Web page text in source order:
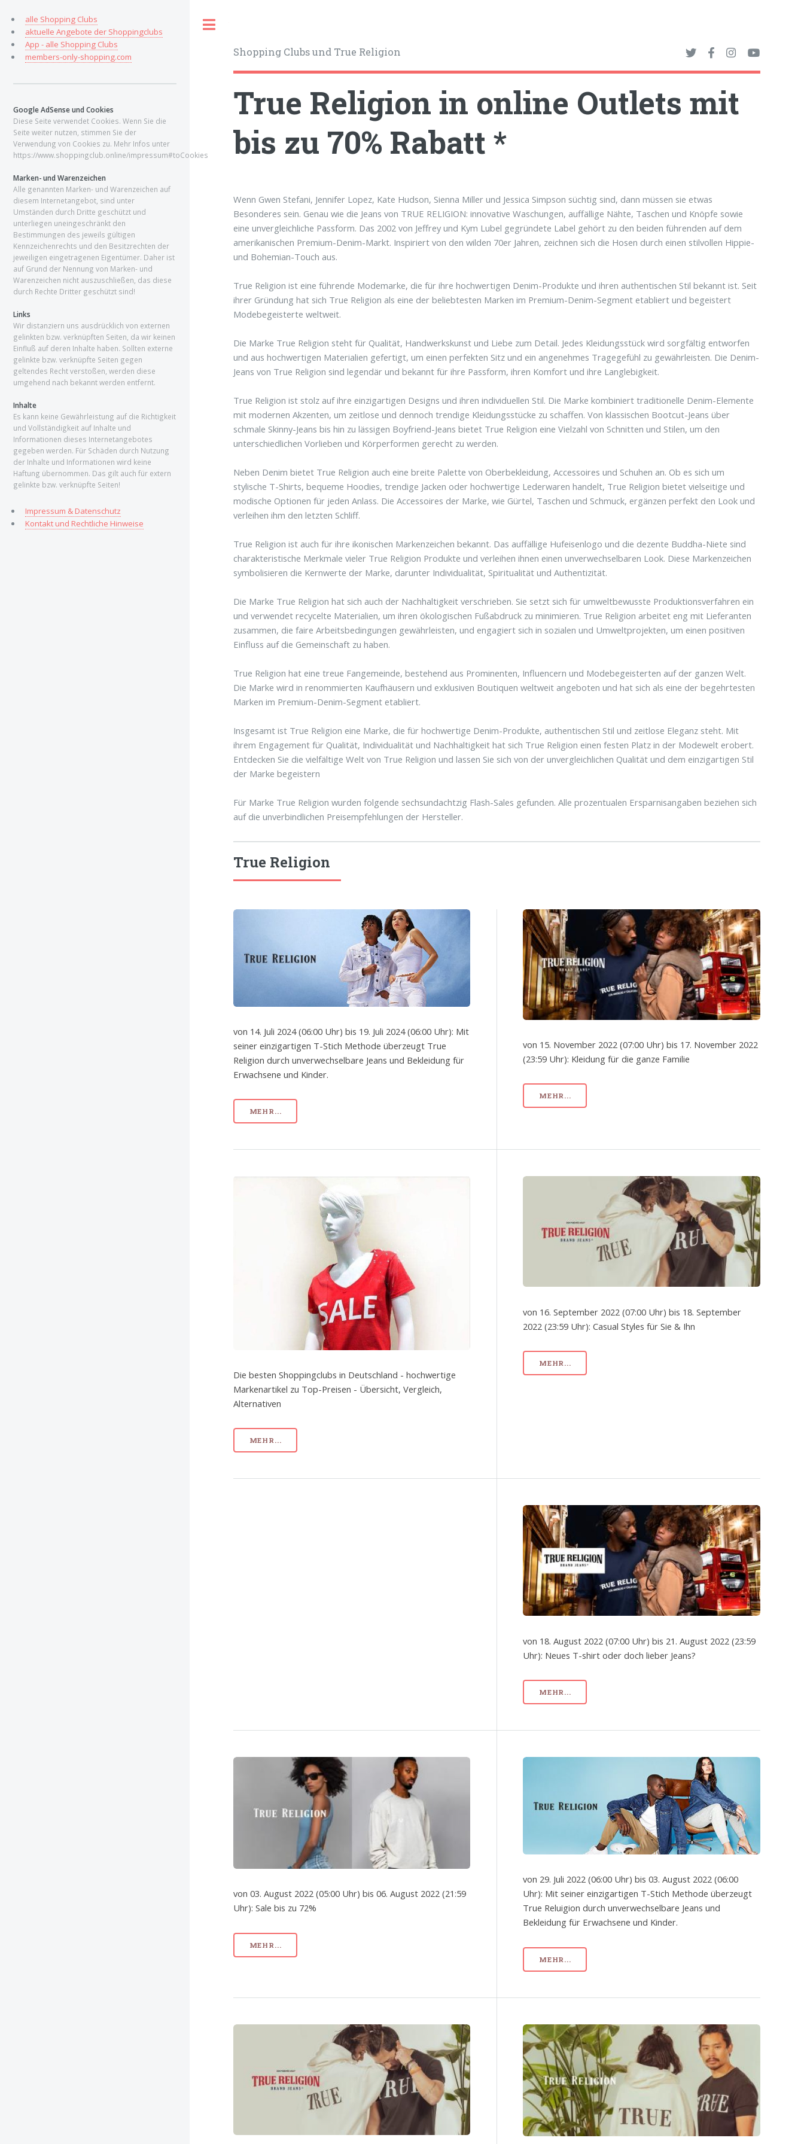
Shopping Clubs und True Religion
True Religion in online Outlets mit
bis zu 70% Rabatt *
Wenn Gwen Stefani, Jennifer Lopez, Kate Hudson, Sienna Miller und Jessica Simpson süchtig sind, dann müssen sie etwas
Besonderes sein. Genau wie die Jeans von TRUE RELIGION: innovative Waschungen, auffällige Nähte, Taschen und Knöpfe sowie
eine unvergleichliche Passform. Das 2002 von Jeffrey und Kym Lubel gegründete Label gehört zu den beiden führenden auf dem
amerikanischen Premium-Denim-Markt. Inspiriert von den wilden 70er Jahren, zeichnen sich die Hosen durch einen stilvollen Hippie-
und Bohemian-Touch aus.
True Religion ist eine führende Modemarke, die für ihre hochwertigen Denim-Produkte und ihren authentischen Stil bekannt ist. Seit
ihrer Gründung hat sich True Religion als eine der beliebtesten Marken im Premium-Denim-Segment etabliert und begeistert
Modebegeisterte weltweit.
Die Marke True Religion steht für Qualität, Handwerkskunst und Liebe zum Detail. Jedes Kleidungsstück wird sorgfältig entworfen
und aus hochwertigen Materialien gefertigt, um einen perfekten Sitz und ein angenehmes Tragegefühl zu gewährleisten. Die Denim-
Jeans von True Religion sind legendär und bekannt für ihre Passform, ihren Komfort und ihre Langlebigkeit.
True Religion ist stolz auf ihre einzigartigen Designs und ihren individuellen Stil. Die Marke kombiniert traditionelle Denim-Elemente
mit modernen Akzenten, um zeitlose und dennoch trendige Kleidungsstücke zu schaffen. Von klassischen Bootcut-Jeans über
schmale Skinny-Jeans bis hin zu lässigen Boyfriend-Jeans bietet True Religion eine Vielzahl von Schnitten und Stilen, um den
unterschiedlichen Vorlieben und Körperformen gerecht zu werden.
Neben Denim bietet True Religion auch eine breite Palette von Oberbekleidung, Accessoires und Schuhen an. Ob es sich um
stylische T-Shirts, bequeme Hoodies, trendige Jacken oder hochwertige Lederwaren handelt, True Religion bietet vielseitige und
modische Optionen für jeden Anlass. Die Accessoires der Marke, wie Gürtel, Taschen und Schmuck, ergänzen perfekt den Look und
verleihen ihm den letzten Schliff.
True Religion ist auch für ihre ikonischen Markenzeichen bekannt. Das auffällige Hufeisenlogo und die dezente Buddha-Niete sind
charakteristische Merkmale vieler True Religion Produkte und verleihen ihnen einen unverwechselbaren Look. Diese Markenzeichen
symbolisieren die Kernwerte der Marke, darunter Individualität, Spiritualität und Authentizität.
Die Marke True Religion hat sich auch der Nachhaltigkeit verschrieben. Sie setzt sich für umweltbewusste Produktionsverfahren ein
und verwendet recycelte Materialien, um ihren ökologischen Fußabdruck zu minimieren. True Religion arbeitet eng mit Lieferanten
zusammen, die faire Arbeitsbedingungen gewährleisten, und engagiert sich in sozialen und Umweltprojekten, um einen positiven
Einfluss auf die Gemeinschaft zu haben.
True Religion hat eine treue Fangemeinde, bestehend aus Prominenten, Influencern und Modebegeisterten auf der ganzen Welt.
Die Marke wird in renommierten Kaufhäusern und exklusiven Boutiquen weltweit angeboten und hat sich als eine der begehrtesten
Marken im Premium-Denim-Segment etabliert.
Insgesamt ist True Religion eine Marke, die für hochwertige Denim-Produkte, authentischen Stil und zeitlose Eleganz steht. Mit
ihrem Engagement für Qualität, Individualität und Nachhaltigkeit hat sich True Religion einen festen Platz in der Modewelt erobert.
Entdecken Sie die vielfältige Welt von True Religion und lassen Sie sich von der unvergleichlichen Qualität und dem einzigartigen Stil
der Marke begeistern
Für Marke True Religion wurden folgende sechsundachtzig Flash-Sales gefunden. Alle prozentualen Ersparnisangaben beziehen sich
auf die unverbindlichen Preisempfehlungen der Hersteller.
True Religion
von 14. Juli 2024 (06:00 Uhr) bis 19. Juli 2024 (06:00 Uhr): Mit
seiner einzigartigen T-Stich Methode überzeugt True
Religion durch unverwechselbare Jeans und Bekleidung für
Erwachsene und Kinder.
MEHR...
von 15. November 2022 (07:00 Uhr) bis 17. November 2022
(23:59 Uhr): Kleidung für die ganze Familie
MEHR...
Die besten Shoppingclubs in Deutschland - hochwertige
Markenartikel zu Top-Preisen - Übersicht, Vergleich,
Alternativen
MEHR...
von 16. September 2022 (07:00 Uhr) bis 18. September
2022 (23:59 Uhr): Casual Styles für Sie & Ihn
MEHR...
von 18. August 2022 (07:00 Uhr) bis 21. August 2022 (23:59
Uhr): Neues T-shirt oder doch lieber Jeans?
MEHR...
von 03. August 2022 (05:00 Uhr) bis 06. August 2022 (21:59
Uhr): Sale bis zu 72%
MEHR...
von 29. Juli 2022 (06:00 Uhr) bis 03. August 2022 (06:00
Uhr): Mit seiner einzigartigen T-Stich Methode überzeugt
True Reluigion durch unverwechselbare Jeans und
Bekleidung für Erwachsene und Kinder.
MEHR...
alle Shopping Clubs
aktuelle Angebote der Shoppingclubs
App - alle Shopping Clubs
members-only-shopping.com
Google AdSense und Cookies
Diese Seite verwendet Cookies. Wenn Sie die
Seite weiter nutzen, stimmen Sie der
Verwendung von Cookies zu. Mehr Infos unter
https://www.shoppingclub.online/impressum#toCookies
Marken- und Warenzeichen
Alle genannten Marken- und Warenzeichen auf
diesem Internetangebot, sind unter
Umständen durch Dritte geschützt und
unterliegen uneingeschränkt den
Bestimmungen des jeweils gültigen
Kennzeichenrechts und den Besitzrechten der
jeweiligen eingetragenen Eigentümer. Daher ist
auf Grund der Nennung von Marken- und
Warenzeichen nicht auszuschließen, das diese
durch Rechte Dritter geschützt sind!
Links
Wir distanziern uns ausdrücklich von externen
gelinkten bzw. verknüpften Seiten, da wir keinen
Einfluß auf deren Inhalte haben. Sollten externe
gelinkte bzw. verknüpfte Seiten gegen
geltendes Recht verstoßen, werden diese
umgehend nach bekannt werden entfernt.
Inhalte
Es kann keine Gewährleistung auf die Richtigkeit
und Vollständigkeit auf Inhalte und
Informationen dieses Internetangebotes
gegeben werden. Für Schäden durch Nutzung
der Inhalte und Informationen wird keine
Haftung übernommen. Das gilt auch für extern
gelinkte bzw. verknüpfte Seiten!
Impressum & Datenschutz
Kontakt und Rechtliche Hinweise